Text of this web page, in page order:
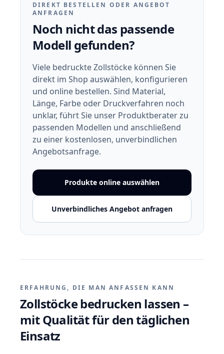
DIREKT BESTELLEN ODER ANGEBOT
ANFRAGEN
Noch nicht das passende
Modell gefunden?
Viele bedruckte Zollstöcke können Sie
direkt im Shop auswählen, konfigurieren
und online bestellen. Sind Material,
Länge, Farbe oder Druckverfahren noch
unklar, führt Sie unser Produktberater zu
passenden Modellen und anschließend
zu einer kostenlosen, unverbindlichen
Angebotsanfrage.
Produkte online auswählen
Unverbindliches Angebot anfragen
ERFAHRUNG, DIE MAN ANFASSEN KANN
Zollstöcke bedrucken lassen –
mit Qualität für den täglichen
Einsatz